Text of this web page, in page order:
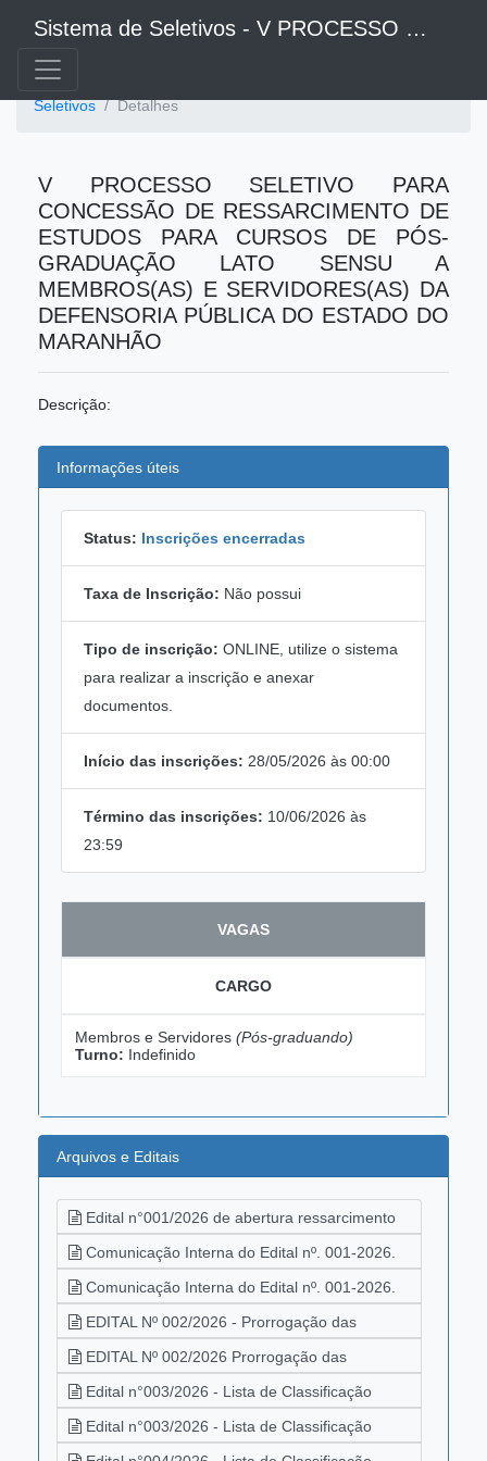
Sistema de Seletivos - V PROCESSO SELETIVO PARA CONCESSÃO DE RESSARCIMENTO DE ESTUDOS PARA CURSOS DE PÓS-GRADUAÇÃO LATO SENSU A MEMBROS(AS) E SERVIDORES(AS) DA DEFENSORIA PÚBLICA DO ESTADO DO MARANHÃO
Seletivos Detalhes
V PROCESSO SELETIVO PARA
CONCESSÃO DE RESSARCIMENTO DE
ESTUDOS PARA CURSOS DE PÓS-
GRADUAÇÃO LATO SENSU A
MEMBROS(AS) E SERVIDORES(AS) DA
DEFENSORIA PÚBLICA DO ESTADO DO
MARANHÃO
Descrição:
Informações úteis
Status: Inscrições encerradas
Taxa de Inscrição: Não possui
Tipo de inscrição: ONLINE, utilize o sistema
para realizar a inscrição e anexar
documentos.
Início das inscrições: 28/05/2026 às 00:00
Término das inscrições: 10/06/2026 às
23:59
VAGAS
CARGO
Membros e Servidores (Pós-graduando)
Turno: Indefinido
Arquivos e Editais
Edital n°001/2026 de abertura ressarcimento
de pós graduação.
28/05/2026
Comunicação Interna do Edital nº. 001-2026.
03/06/2026
Comunicação Interna do Edital nº. 001-2026.
03/06/2026
EDITAL Nº 002/2026 - Prorrogação das
inscrições.
09/06/2026
EDITAL Nº 002/2026 Prorrogação das
inscrições.
09/06/2026
Edital n°003/2026 - Lista de Classificação
Provisória do Processo Seletivo Concessão de
Ressarcimento de Estudos para Cursos de Pós-
Edital n°003/2026 - Lista de Classificação
Provisória do Processo Seletivo Concessão de